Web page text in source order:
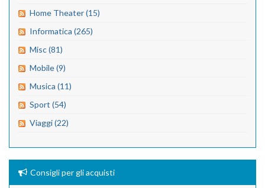
Home Theater (15)
Informatica (265)
Misc (81)
Mobile (9)
Musica (11)
Sport (54)
Viaggi (22)
Consigli per gli acquisti